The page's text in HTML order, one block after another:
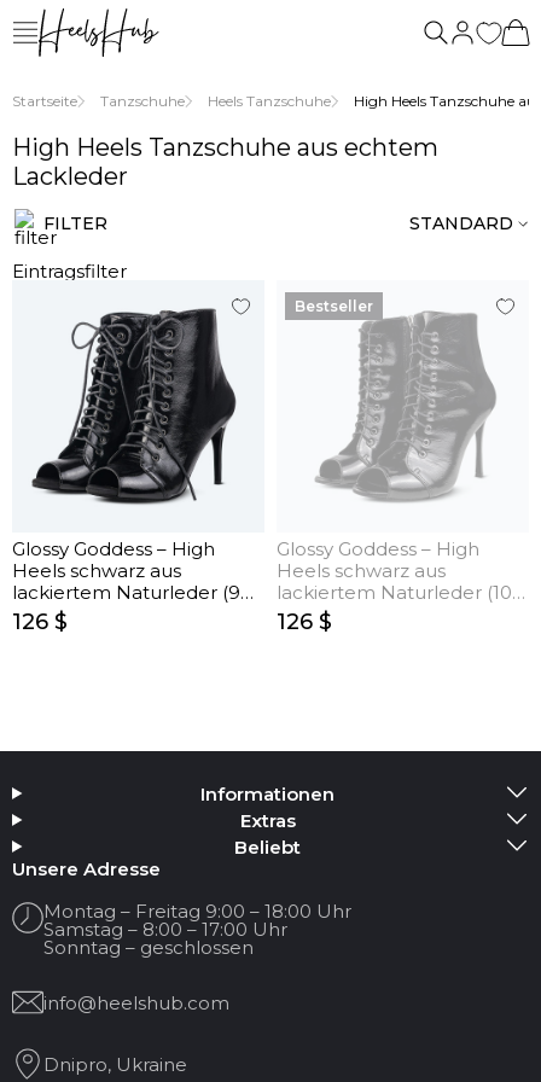
Startseite Tanzschuhe Heels Tanzschuhe High Heels Tanzschuhe
High Heels Tanzschuhe aus echtem
Lackleder
FILTER STANDARD
Eintragsfilter
Glossy Goddess – High
Heels schwarz aus
lackiertem Naturleder (9
cm)
126 $
Bestseller
Glossy Goddess – High
Heels schwarz aus
lackiertem Naturleder (10
cm)
126 $
Informationen
Extras
Beliebt
Unsere Adresse
Montag – Freitag 9:00 – 18:00 Uhr
Samstag – 8:00 – 17:00 Uhr
Sonntag – geschlossen
info@heelshub.com
Dnipro, Ukraine